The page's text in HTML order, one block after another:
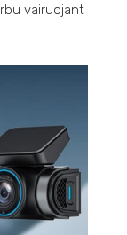
vairuojant